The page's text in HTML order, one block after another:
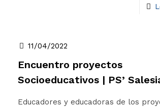
11/04/2022
Encuentro proyectos
Socioeducativos | PS’
Educadores y educadoras de los